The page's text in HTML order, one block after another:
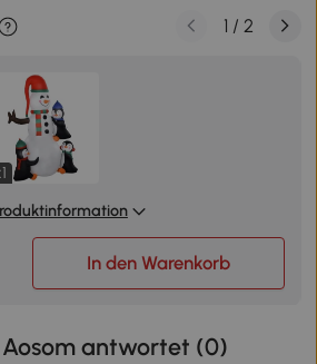
In den Warenkorb
1 / 2
Aosom antwortet (0)